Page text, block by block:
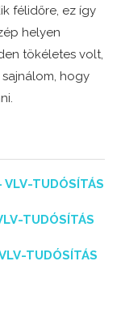
félidőre, ez így
helyen
tökéletes volt,
hogy
VLV-TUDÓSÍTÁS
TUDÓSÍTÁS
TUDÓSÍTÁS